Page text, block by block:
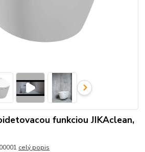
funkciou JIKAclean,
celý popis